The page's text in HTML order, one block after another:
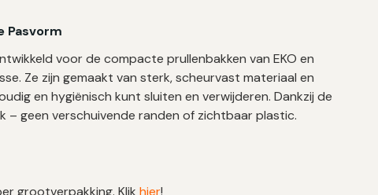
Pasvorm
voor de compacte prullenbakken van EKO en
Ze zijn gemaakt van sterk, scheurvast materiaal en
en hygiënisch kunt sluiten en verwijderen. Dankzij de
– geen verschuivende randen of zichtbaar plastic.
grootverpakking. Klikhier!